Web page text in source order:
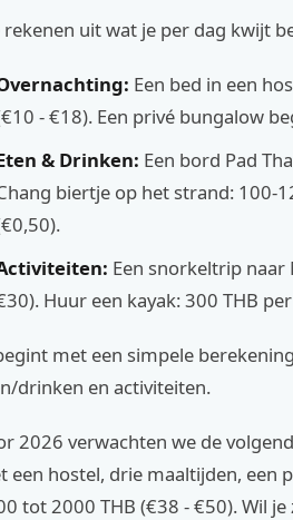
rekenen uit wat je per dag kwijt
Een bed in een
- €18). Een privé bungalow
& Drinken: Een bord Pad
biertje op het strand: 100-
Een snorkeltrip naar
Huur een kayak: 300 THB
met een simpele
drinken en activiteiten.
2026 verwachten we de
een hostel, drie maaltijden, een
tot 2000 THB (€38 - €50). Wil